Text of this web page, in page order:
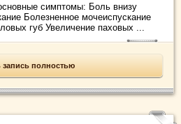
симптомы: Боль внизу
Болезненное мочеиспускание
губ Увеличение паховых ...
запись полностью